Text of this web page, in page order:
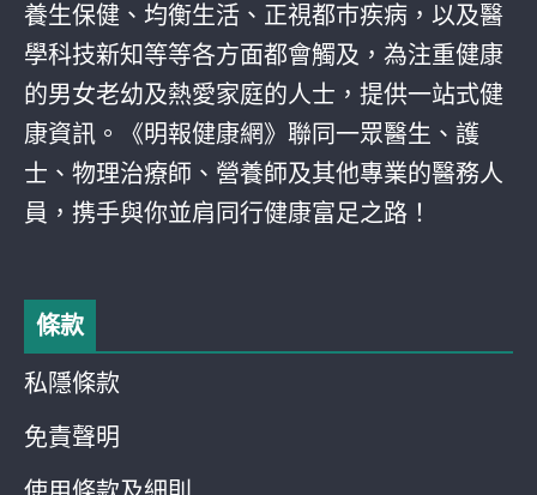
養生保健、均衡生活、正視都巿疾病，以及醫
學科技新知等等各方面都會觸及，為注重健康
的男女老幼及熱愛家庭的人士，提供一站式健
康資訊。《明報健康網》聯同一眾醫生、護
士、物理治療師、營養師及其他專業的醫務人
員，携手與你並肩同行健康富足之路！
條款
私隱條款
免責聲明